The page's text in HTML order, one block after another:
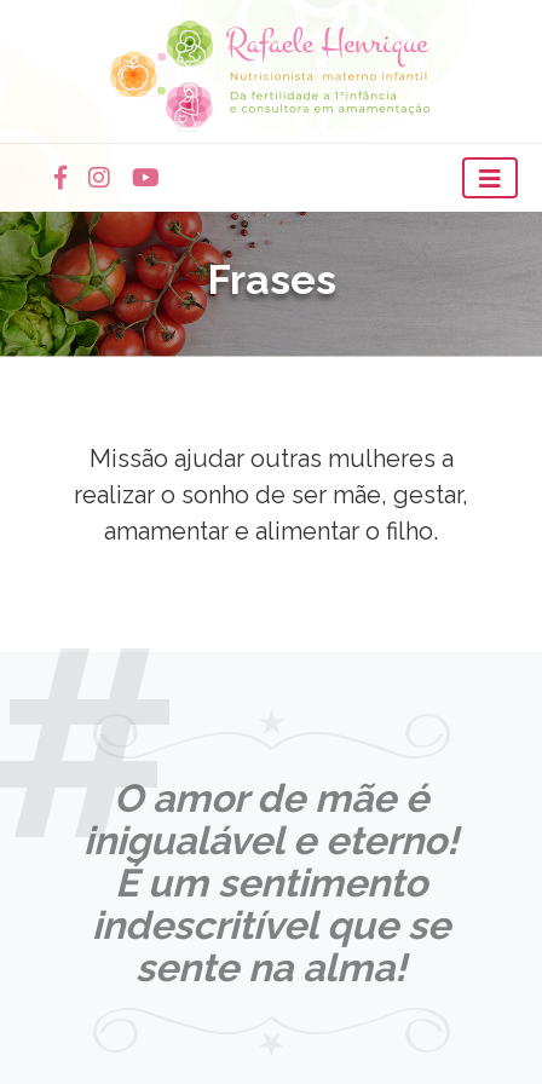
Frases
Missão ajudar outras mulheres a
realizar o sonho de ser mãe, gestar,
amamentar e alimentar o filho.
O amor de mãe é
inigualável e eterno!
É um sentimento
indescritível que se
sente na alma!